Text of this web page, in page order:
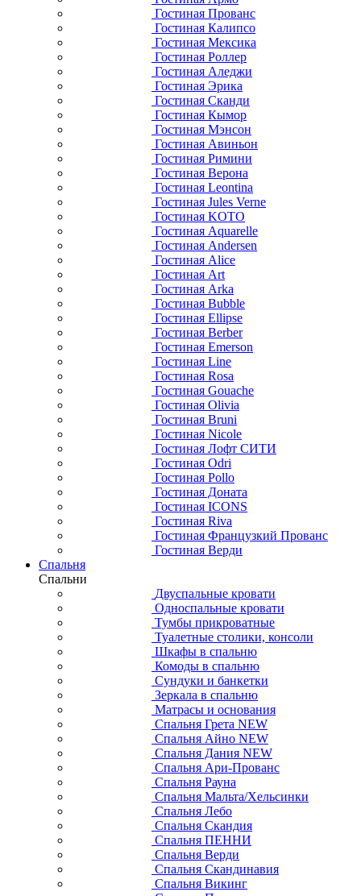
Гостиная Прованс
Гостиная Калипсо
Гостиная Мексика
Гостиная Роллер
Гостиная Аледжи
Гостиная Эрика
Гостиная Сканди
Гостиная Кымор
Гостиная Мэнсон
Гостиная Авиньон
Гостиная Римини
Гостиная Верона
Гостиная Leontina
Гостиная Jules Verne
Гостиная KOTO
Гостиная Aquarelle
Гостиная Andersen
Гостиная Alice
Гостиная Art
Гостиная Arka
Гостиная Bubble
Гостиная Ellipse
Гостиная Berber
Гостиная Emerson
Гостиная Line
Гостиная Rosa
Гостиная Gouache
Гостиная Olivia
Гостиная Bruni
Гостиная Nicole
Гостиная Лофт СИТИ
Гостиная Odri
Гостиная Pollo
Гостиная Доната
Гостиная ICONS
Гостиная Riva
Гостиная Французкий Прованс
Гостиная Верди
Спальня
Спальни
Двуспальные кровати
Односпальные кровати
Тумбы прикроватные
Туалетные столики, консоли
Шкафы в спальню
Комоды в спальню
Сундуки и банкетки
Зеркала в спальню
Матрасы и основания
Спальня Грета NEW
Спальня Айно NEW
Спальня Дания NEW
Спальня Ари-Прованс
Спальня Рауна
Спальня Мальта/Хельсинки
Спальня Лебо
Спальня Скандия
Спальня ПЕННИ
Спальня Верди
Спальня Скандинавия
Спальня Викинг